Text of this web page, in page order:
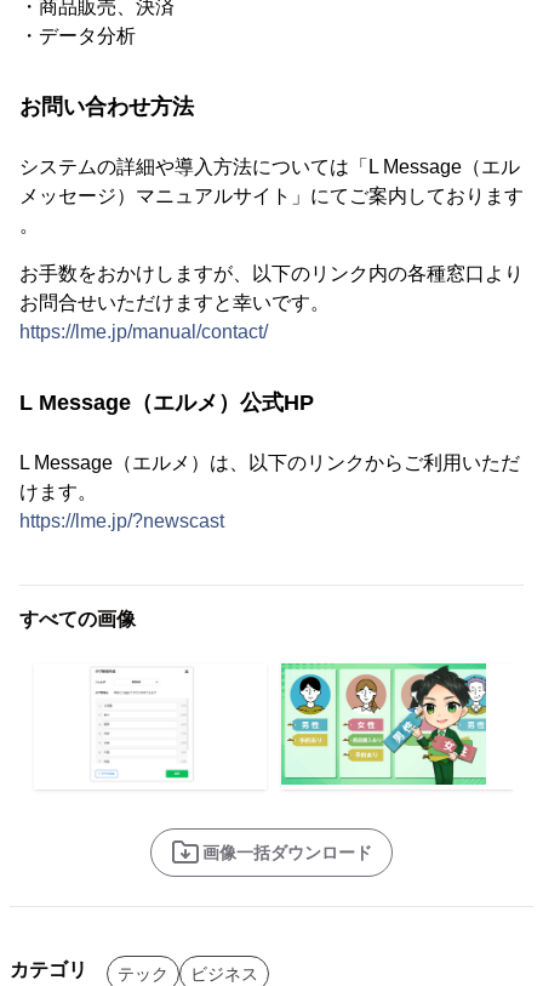
・商品販売、決済
・データ分析
お問い合わせ方法
システムの詳細や導入方法については「L Message（エル
メッセージ）マニュアルサイト」にてご案内しております
。
お手数をおかけしますが、以下のリンク内の各種窓口より
お問合せいただけますと幸いです。
https://lme.jp/manual/contact/
L Message（エルメ）公式HP
L Message（エルメ）は、以下のリンクからご利用いただ
けます。
https://lme.jp/?newscast
すべての画像
画像一括ダウンロード
カテゴリ テック ビジネス